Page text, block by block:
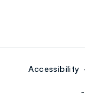
Accessibility